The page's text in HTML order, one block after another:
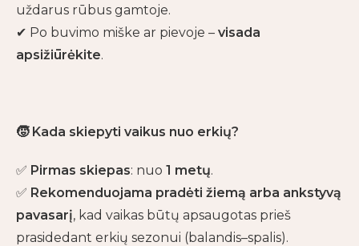
uždarus rūbus gamtoje.
✔ Po buvimo miške ar pievoje – visada
apsižiūrėkite.
🧒Kada skiepyti vaikus nuo erkių?
✅ Pirmas skiepas: nuo 1 metų.
✅ Rekomenduojama pradėti žiemą arba ankstyvą
pavasarį, kad vaikas būtų apsaugotas prieš
prasidedant erkių sezonui (balandis–spalis).